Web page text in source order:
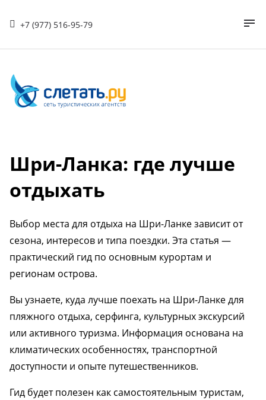
+7 (977) 516-95-79
Шри-Ланка: где лучше
отдыхать
Выбор места для отдыха на Шри-Ланке зависит от
сезона, интересов и типа поездки. Эта статья —
практический гид по основным курортам и
регионам острова.
Вы узнаете, куда лучше поехать на Шри-Ланке для
пляжного отдыха, серфинга, культурных экскурсий
или активного туризма. Информация основана на
климатических особенностях, транспортной
доступности и опыте путешественников.
Гид будет полезен как самостоятельным туристам,